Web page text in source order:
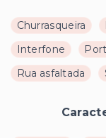
Churrasqueira
Interfone
Rua asfaltada